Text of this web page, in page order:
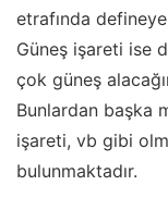
etrafında
Güneş işareti ise
çok güneş
Bunlardan başka
işareti, vb gibi
bulunmaktadır.